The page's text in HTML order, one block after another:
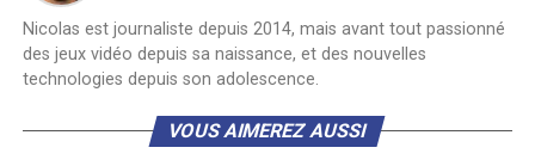
Nicolas est journaliste depuis 2014, mais avant tout passionné
des jeux vidéo depuis sa naissance, et des nouvelles
technologies depuis son adolescence.
VOUS AIMEREZ AUSSI